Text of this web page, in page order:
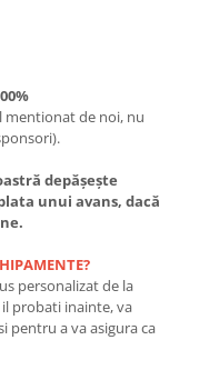
mentionat de noi, nu
depășește
unui avans, dacă
personalizat de la
probati inainte, va
pentru a va asigura ca